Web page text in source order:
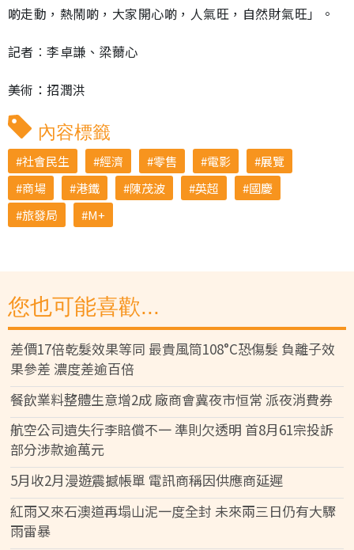
啲走動，熱鬧啲，大家開心啲，人氣旺，自然財氣旺」。
記者︰李卓謙、梁薾心
美術：招潤洪
內容標籤
社會民生 經濟 零售 電影
展覽
商場
港鐵 陳茂波 英超
國慶
旅發局
M+
您也可能喜歡...
差價17倍乾髮效果等同 最貴風筒108°C恐傷髮 負離子效
果參差 濃度差逾百倍
餐飲業料整體生意增2成 廠商會冀夜市恒常 派夜消費券
航空公司遺失行李賠償不一 準則欠透明 首8月61宗投訴
部分涉款逾萬元
5月收2月漫遊震撼帳單 電訊商稱因供應商延遲
紅雨又來石澳道再塌山泥一度全封 未來兩三日仍有大驟
雨雷暴